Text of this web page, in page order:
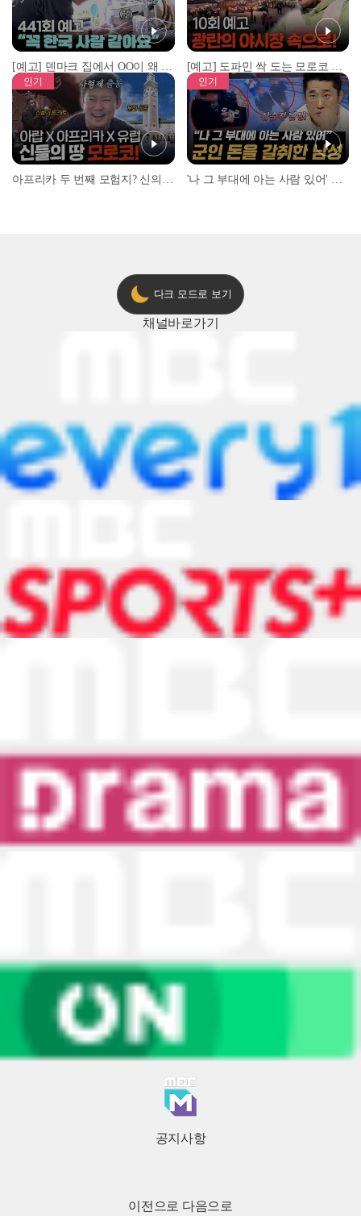
[예고] 덴마크 집에서 OO이 왜 나와...? 이상할 정도로 한국을 사랑하는 우리 형을 제보합니다! [예고] 도파민 싹 도는 모로코 야시장 투어!
인기 인기
다크 모드로 보기
채널바로가기
공지사항
이전으로 다음으로